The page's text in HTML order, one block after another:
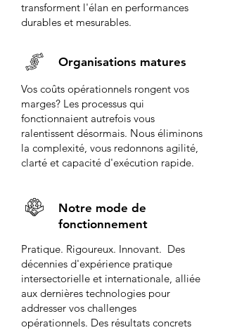
transforment l'élan en performances
durables et mesurables.
Organisations matures
Vos coûts opérationnels rongent vos
marges? Les processus qui
fonctionnaient autrefois vous
ralentissent désormais. Nous éliminons
la complexité, vous redonnons agilité,
clarté et capacité d'exécution rapide.
Notre mode de
fonctionnement
Pratique. Rigoureux. Innovant. Des
décennies d'expérience pratique
intersectorielle et internationale, alliée
aux dernières technologies pour
addresser vos challenges
opérationnels. Des résultats concrets